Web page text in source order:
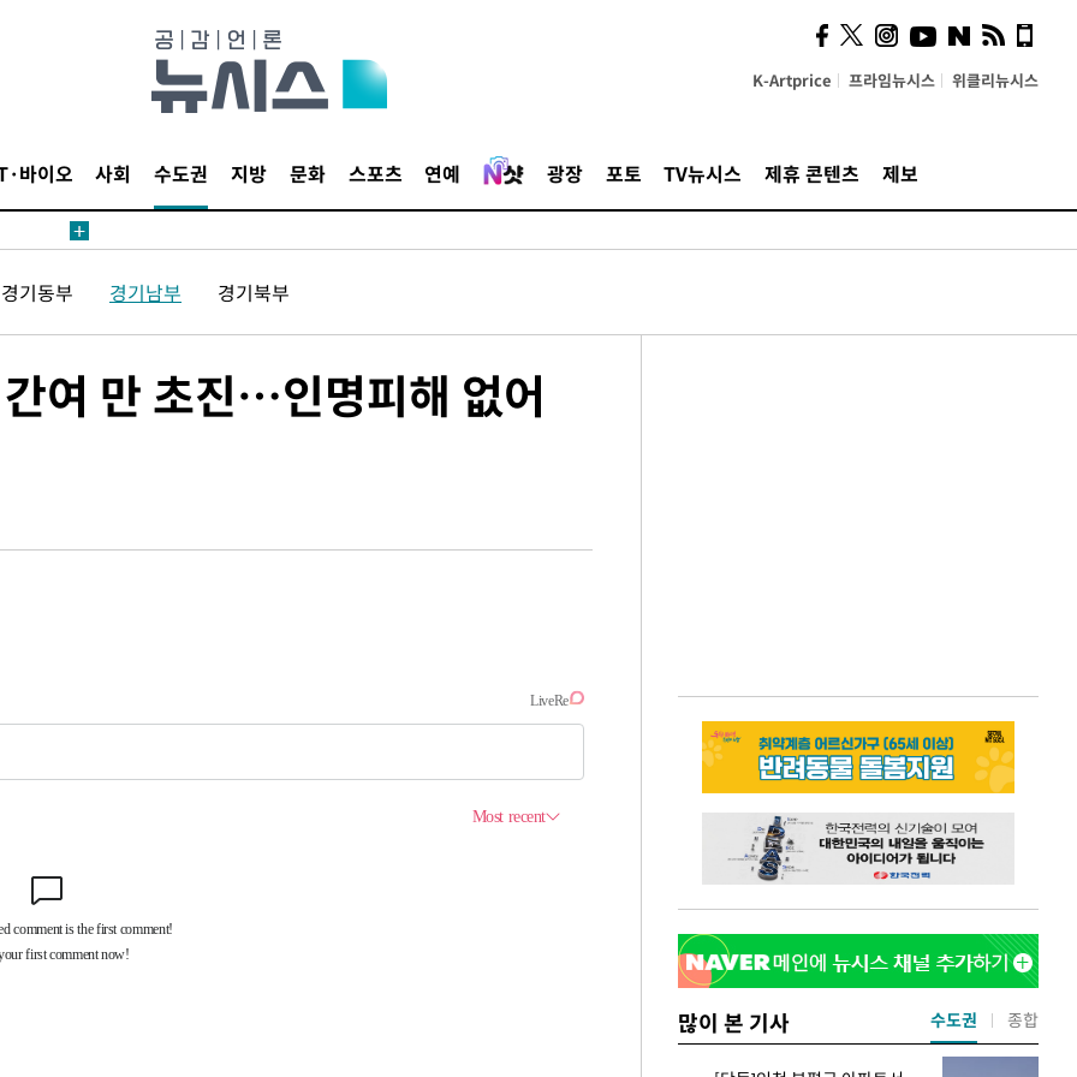
K-Artprice 프라임뉴시스 위클리뉴시스
바이오 사회 수도권 지방 문화 스포츠 연예 광장 포토 TV뉴시스 제휴 콘텐츠 제보
경기동부 경기남부 경기북부
여 만 초진…인명피해 없어
많이 본 기사 수도권 종합